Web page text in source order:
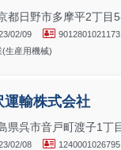
都日野市多摩平2丁目
02/09 9012801021173
(生産用機械)
運輸株式会社
県呉市音戸町渡子1丁
02/08 1240001026795